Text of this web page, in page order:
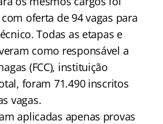
oferta de 94 vagas para
Todas as etapas e
como responsável a
(FCC), instituição
foram 71.490 inscritos
vagas.
aplicadas apenas provas